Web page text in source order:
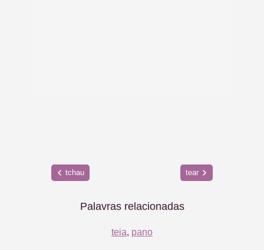
tchau tear
Palavras relacionadas
teia, pano